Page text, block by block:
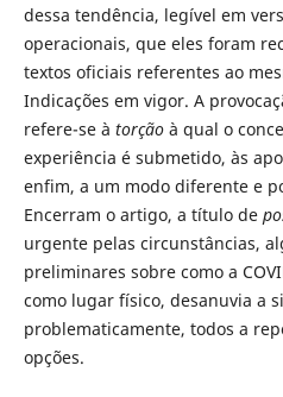
dessa tendência, legível em
operacionais, que eles foram
textos oficiais referentes ao
Indicações em vigor. A
refere-se à torção à qual o
experiência é submetido, às
enfim, a um modo diferente e
Encerram o artigo, a título de
urgente pelas circunstâncias,
preliminares sobre como a
como lugar físico, desanuvia a
problematicamente, todos a
opções.